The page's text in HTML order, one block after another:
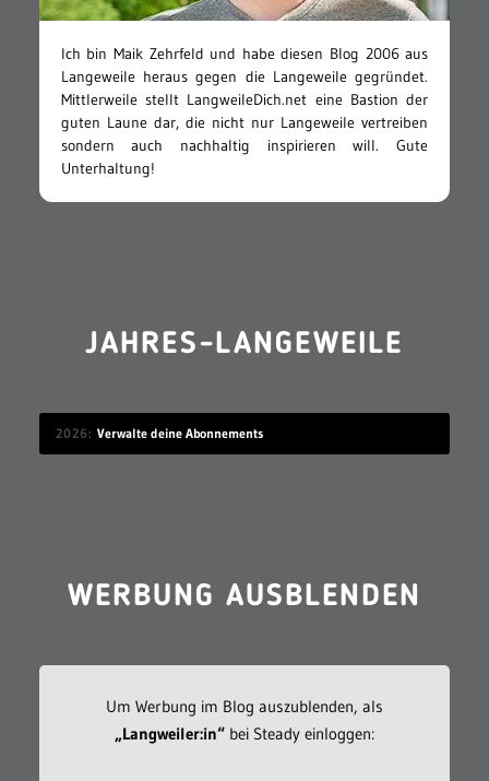
Ich bin Maik Zehrfeld und habe diesen Blog 2006 aus
Langeweile heraus gegen die Langeweile gegründet.
Mittlerweile stellt LangweileDich.net eine Bastion der
guten Laune dar, die nicht nur Langeweile vertreiben
sondern auch nachhaltig inspirieren will. Gute
Unterhaltung!
JAHRES-LANGEWEILE
2026 Verwalte deine Abonnements
WERBUNG AUSBLENDEN
Um Werbung im Blog auszublenden, als
„Langweiler:in“bei Steady einloggen: